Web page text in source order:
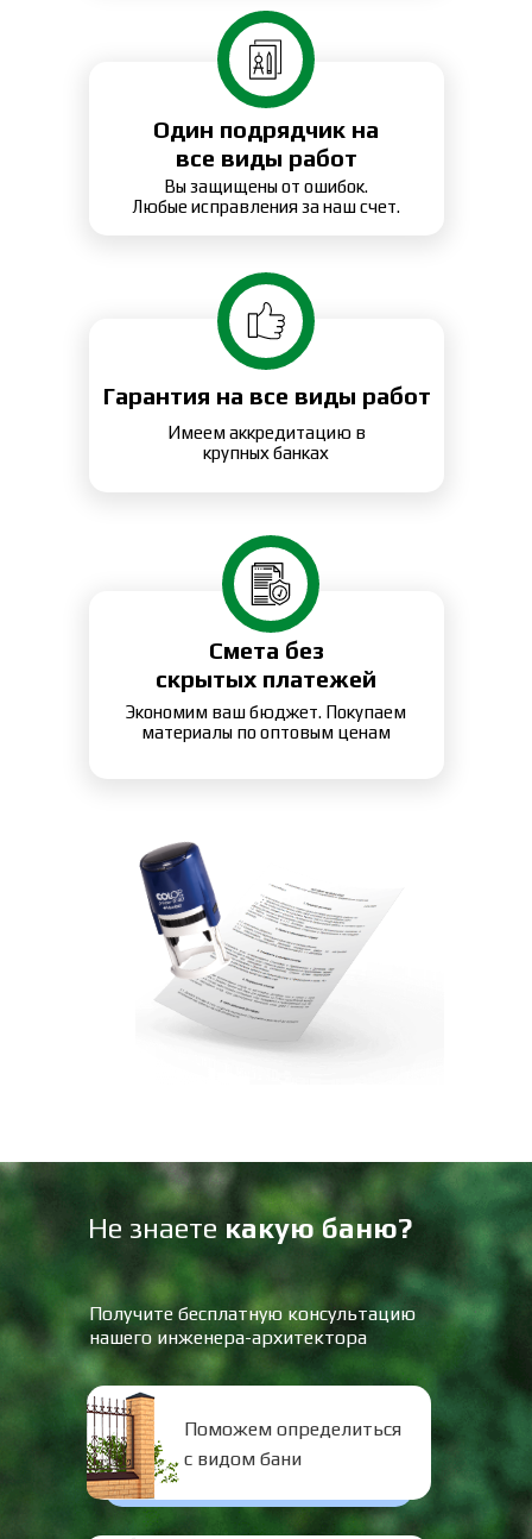
Гарантия на все виды работ
Имеем аккредитацию в
крупных банках
Один подрядчик на
все виды работ
Вы защищены от ошибок.
Любые исправления за наш счет.
Смета без
скрытых платежей
Экономим ваш бюджет. Покупаем
материалы по оптовым ценам
Не знаете какую баню?
Получите бесплатную консультацию
нашего инженера-архитектора
Поможем определиться
с видом бани